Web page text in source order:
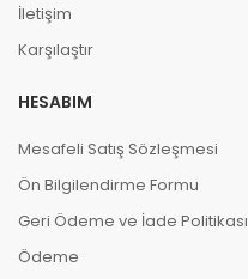
İletişim
Karşılaştır
HESABIM
Mesafeli Satış Sözleşmesi
Ön Bilgilendirme Formu
Geri Ödeme ve İade Politikası
Ödeme